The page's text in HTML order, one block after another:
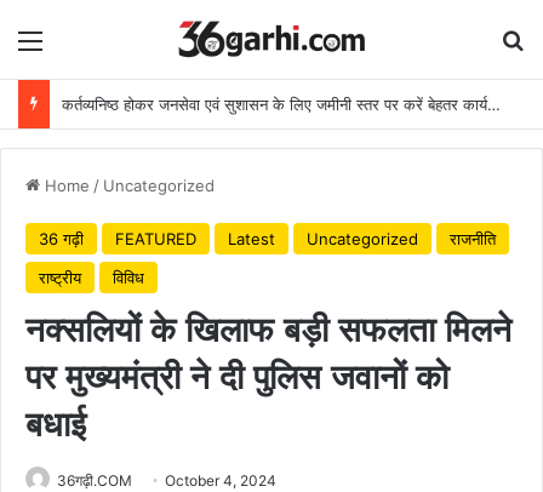
Menu
कर्तव्यनिष्ठ होकर जनसेवा एवं सुशासन के लिए जमीनी स्तर पर करें बेहतर कार्य: मुख्यमंत्री
Home / Uncategorized
36 गढ़ी FEATURED Latest Uncategorized
राजनीति
राष्ट्रीय
विविध
नक्सलियों के खिलाफ बड़ी सफलता मिलने
पर मुख्यमंत्री ने दी पुलिस जवानों को
बधाई
36गढ़ी.COM October 4, 2024